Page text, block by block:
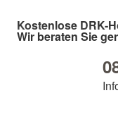
Kostenlose DRK-
Wir beraten Sie